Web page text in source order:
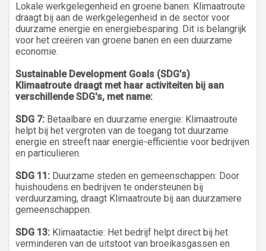
Lokale werkgelegenheid en groene banen: Klimaatroute
draagt bij aan de werkgelegenheid in de sector voor
duurzame energie en energiebesparing. Dit is belangrijk
voor het creëren van groene banen en een duurzame
economie.
Sustainable Development Goals (SDG’s)
Klimaatroute draagt met haar activiteiten bij aan
verschillende SDG's, met name:
SDG 7: Betaalbare en duurzame energie: Klimaatroute
helpt bij het vergroten van de toegang tot duurzame
energie en streeft naar energie-efficiëntie voor bedrijven
en particulieren.
SDG 11: Duurzame steden en gemeenschappen: Door
huishoudens en bedrijven te ondersteunen bij
verduurzaming, draagt Klimaatroute bij aan duurzamere
gemeenschappen.
SDG 13: Klimaatactie: Het bedrijf helpt direct bij het
verminderen van de uitstoot van broeikasgassen en